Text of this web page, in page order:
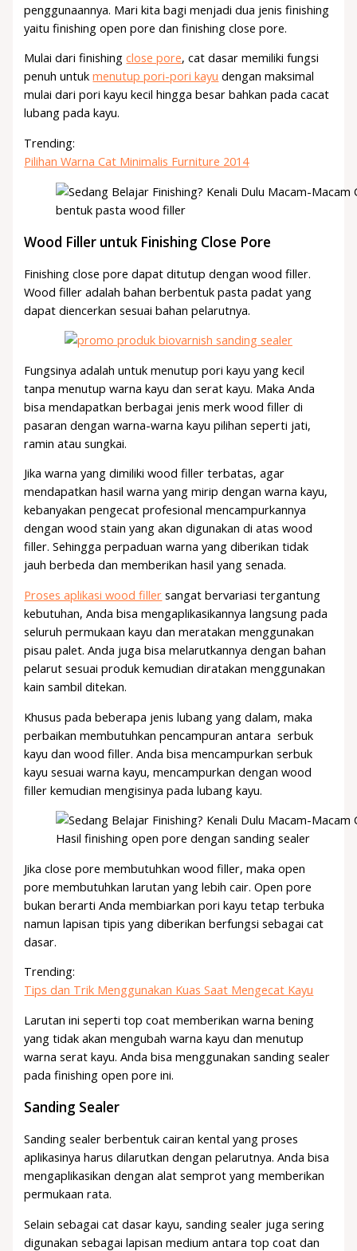
penggunaannya. Mari kita bagi menjadi dua jenis finishing
yaitu finishing open pore dan finishing close pore.
Mulai dari finishingclose pore, cat dasar memiliki fungsi
penuh untukmenutup pori-pori kayu dengan maksimal
mulai dari pori kayu kecil hingga besar bahkan pada cacat
lubang pada kayu.
Trending:
Pilihan Warna Cat Minimalis Furniture 2014
bentuk pasta wood filler
Wood Filler untuk Finishing Close Pore
Finishing close pore dapat ditutup dengan wood filler.
Wood filler adalah bahan berbentuk pasta padat yang
dapat diencerkan sesuai bahan pelarutnya.
Fungsinya adalah untuk menutup pori kayu yang kecil
tanpa menutup warna kayu dan serat kayu. Maka Anda
bisa mendapatkan berbagai jenis merk wood filler di
pasaran dengan warna-warna kayu pilihan seperti jati,
ramin atau sungkai.
Jika warna yang dimiliki wood filler terbatas, agar
mendapatkan hasil warna yang mirip dengan warna kayu,
kebanyakan pengecat profesional mencampurkannya
dengan wood stain yang akan digunakan di atas wood
filler. Sehingga perpaduan warna yang diberikan tidak
jauh berbeda dan memberikan hasil yang senada.
Proses aplikasi wood filler sangat bervariasi tergantung
kebutuhan, Anda bisa mengaplikasikannya langsung pada
seluruh permukaan kayu dan meratakan menggunakan
pisau palet. Anda juga bisa melarutkannya dengan bahan
pelarut sesuai produk kemudian diratakan menggunakan
kain sambil ditekan.
Khusus pada beberapa jenis lubang yang dalam, maka
perbaikan membutuhkan pencampuran antara serbuk
kayu dan wood filler. Anda bisa mencampurkan serbuk
kayu sesuai warna kayu, mencampurkan dengan wood
filler kemudian mengisinya pada lubang kayu.
Hasil finishing open pore dengan sanding sealer
Jika close pore membutuhkan wood filler, maka open
pore membutuhkan larutan yang lebih cair. Open pore
bukan berarti Anda membiarkan pori kayu tetap terbuka
namun lapisan tipis yang diberikan berfungsi sebagai cat
dasar.
Trending:
Tips dan Trik Menggunakan Kuas Saat Mengecat Kayu
Larutan ini seperti top coat memberikan warna bening
yang tidak akan mengubah warna kayu dan menutup
warna serat kayu. Anda bisa menggunakan sanding sealer
pada finishing open pore ini.
Sanding Sealer
Sanding sealer berbentuk cairan kental yang proses
aplikasinya harus dilarutkan dengan pelarutnya. Anda bisa
mengaplikasikan dengan alat semprot yang memberikan
permukaan rata.
Selain sebagai cat dasar kayu, sanding sealer juga sering
digunakan sebagai lapisan medium antara top coat dan